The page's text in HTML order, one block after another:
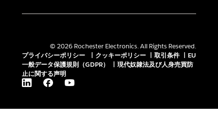
© 2026 Rochester Electronics. All Rights Reserved.
プライバシーポリシー
クッキーポリシー 取引条件
EU
一般データ保護規則（GDPR）
現代奴隷法及び人身売買防
止に関する声明